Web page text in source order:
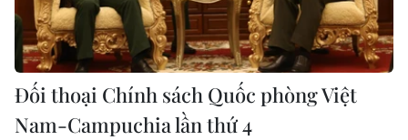
Đối thoại Chính sách Quốc phòng Việt
Nam-Campuchia lần thứ 4